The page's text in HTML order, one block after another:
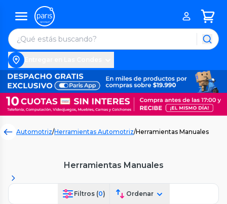
Automotriz/Herramientas Automotriz/Herramientas Manuales
Herramientas Manuales
Filtros (0) Ordenar